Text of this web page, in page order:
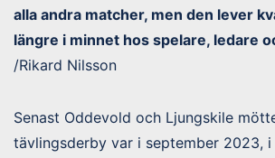
alla andra matcher, men den lever
längre i minnet hos spelare, ledare
/Rikard Nilsson
Senast Oddevold och Ljungskile
tävlingsderby var i september 2023, i